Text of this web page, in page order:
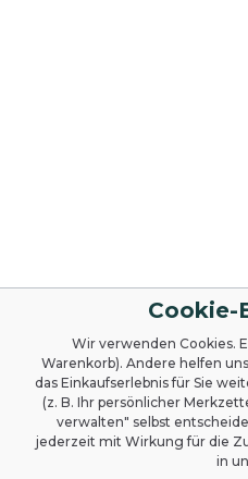
Cookie-
Wir verwenden Cookies.
Warenkorb). Andere helfen
das Einkaufserlebnis für Sie
(z. B. Ihr persönlicher
verwalten" selbst
jederzeit mit Wirkung für die
in